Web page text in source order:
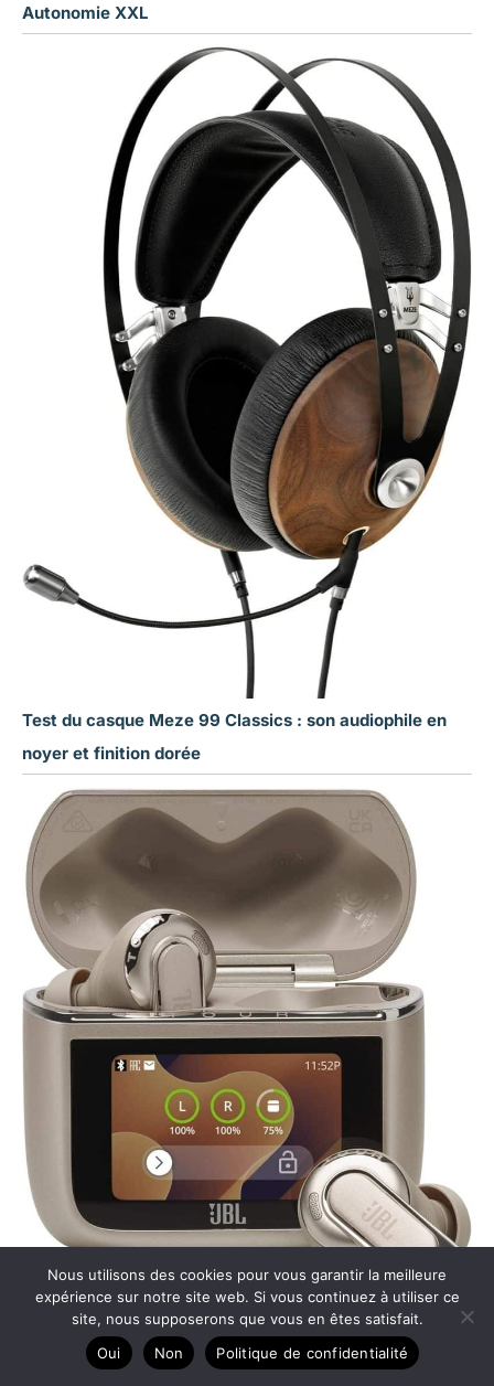
Autonomie XXL
Test du casque Meze 99 Classics : son audiophile en
noyer et finition dorée
Test des écouteurs jbl Tour Pro 3 : réduction de bruit et
40h d’autonomie
Nous utilisons des cookies pour vous garantir la meilleure
expérience sur notre site web. Si vous continuez à utiliser ce
site, nous supposerons que vous en êtes satisfait.
Oui
Non Politique de confidentialité